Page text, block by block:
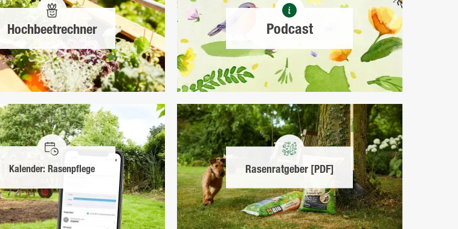
Hochbeetrechner Podcast
Kalender: Rasenpflege Rasenratgeber [PDF]